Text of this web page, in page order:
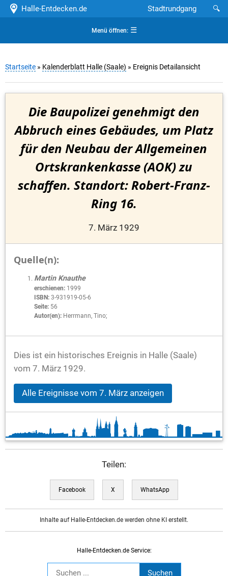
Halle-Entdecken.de 🔍
Stadtrundgang
Menü öffnen:☰
Startseite » Kalenderblatt Halle (Saale) » Ereignis Detailansicht
Die Baupolizei genehmigt den
Abbruch eines Gebäudes, um Platz
für den Neubau der Allgemeinen
Ortskrankenkasse (AOK) zu
schaffen. Standort: Robert-Franz-
Ring 16.
7. März 1929
Quelle(n):
Martin Knauthe
erschienen: 1999
ISBN: 3-931919-05-6
Seite: 56
Autor(en): Herrmann, Tino;
Dies ist ein historisches Ereignis in Halle (Saale)
vom 7. März 1929.
Alle Ereignisse vom 7. März anzeigen
Teilen:
Facebook X WhatsApp
Inhalte auf Halle-Entdecken.de werden ohne KI erstellt.
Halle-Entdecken.de Service: